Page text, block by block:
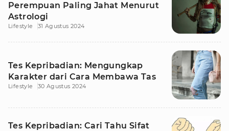
Perempuan Paling Jahat Menurut
Astrologi
Lifestyle 31 Agustus 2024
Tes Kepribadian: Mengungkap
Karakter dari Cara Membawa Tas
Lifestyle 30 Agustus 2024
Tes Kepribadian: Cari Tahu Sifat